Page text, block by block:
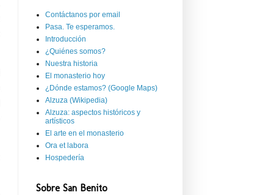
Contáctanos por email
Pasa. Te esperamos.
Introducción
¿Quiénes somos?
Nuestra historia
El monasterio hoy
¿Dónde estamos? (Google Maps)
Alzuza (Wikipedia)
Alzuza: aspectos históricos y
artísticos
El arte en el monasterio
Ora et labora
Hospedería
Sobre San Benito